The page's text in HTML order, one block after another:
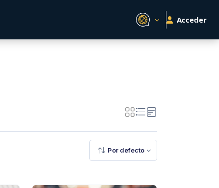
Acceder
Por defecto